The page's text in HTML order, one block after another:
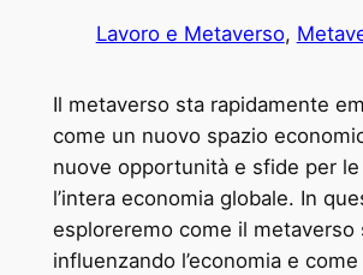
Lavoro e Metaverso,
Il metaverso sta rapidamente
come un nuovo spazio
nuove opportunità e sfide per
l’intera economia globale. In
esploreremo come il metaverso
influenzando l’economia e